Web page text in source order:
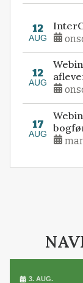
12
AUG
12
AUG
17
AUG
3. AUG.